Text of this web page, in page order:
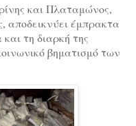
και Πλαταμώνος,
αποδεικνύει έμπρακτα
τη διαρκή της
βηματισμό των